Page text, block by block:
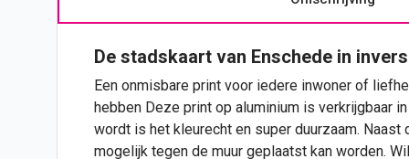
De stadskaart van Enschede in
Een onmisbare print voor iedere inwoner of
hebben Deze print op aluminium is verkrijgbaar
wordt is het kleurecht en super duurzaam.
mogelijk tegen de muur geplaatst kan worden.